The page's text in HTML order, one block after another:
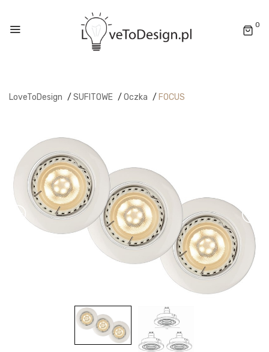
0
LoveToDesign / SUFITOWE / Oczka / FOCUS